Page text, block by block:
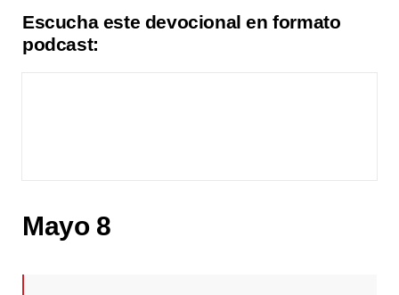
Escucha este devocional en formato
podcast:
Mayo 8